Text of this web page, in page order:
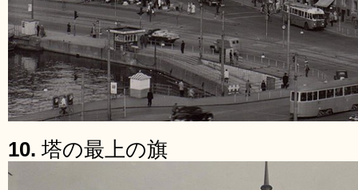
10. 塔の最上の旗